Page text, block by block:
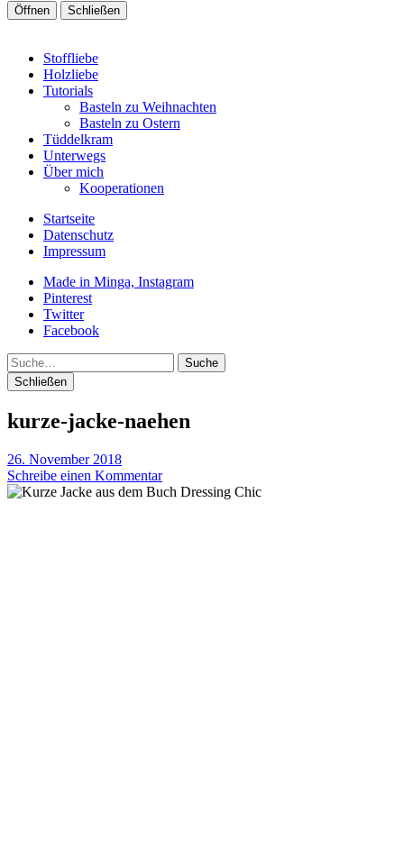
Öffnen Schließen
Stoffliebe
Holzliebe
Tutorials
Basteln zu Weihnachten
Basteln zu Ostern
Tüddelkram
Unterwegs
Über mich
Kooperationen
Startseite
Datenschutz
Impressum
Made in Minga, Instagram
Pinterest
Twitter
Facebook
Suche
Schließen
kurze-jacke-naehen
26. November 2018
Schreibe einen Kommentar